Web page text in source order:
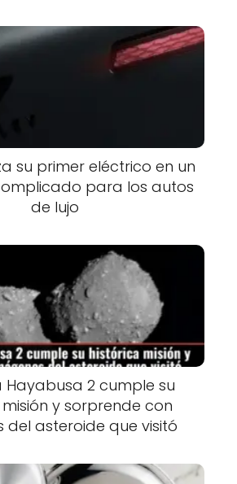
su primer eléctrico en un
para los autos
de lujo
Hayabusa 2 cumple su
y sorprende con
del asteroide que visitó